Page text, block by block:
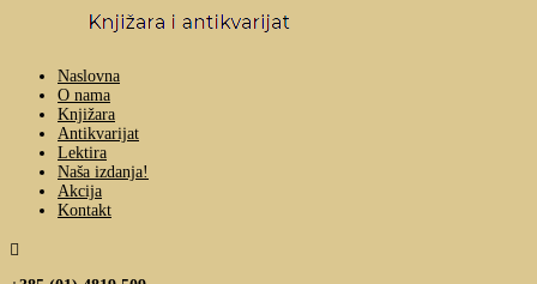
Naslovna
O nama
Knjižara
Antikvarijat
Lektira
Naša izdanja!
Akcija
Kontakt
